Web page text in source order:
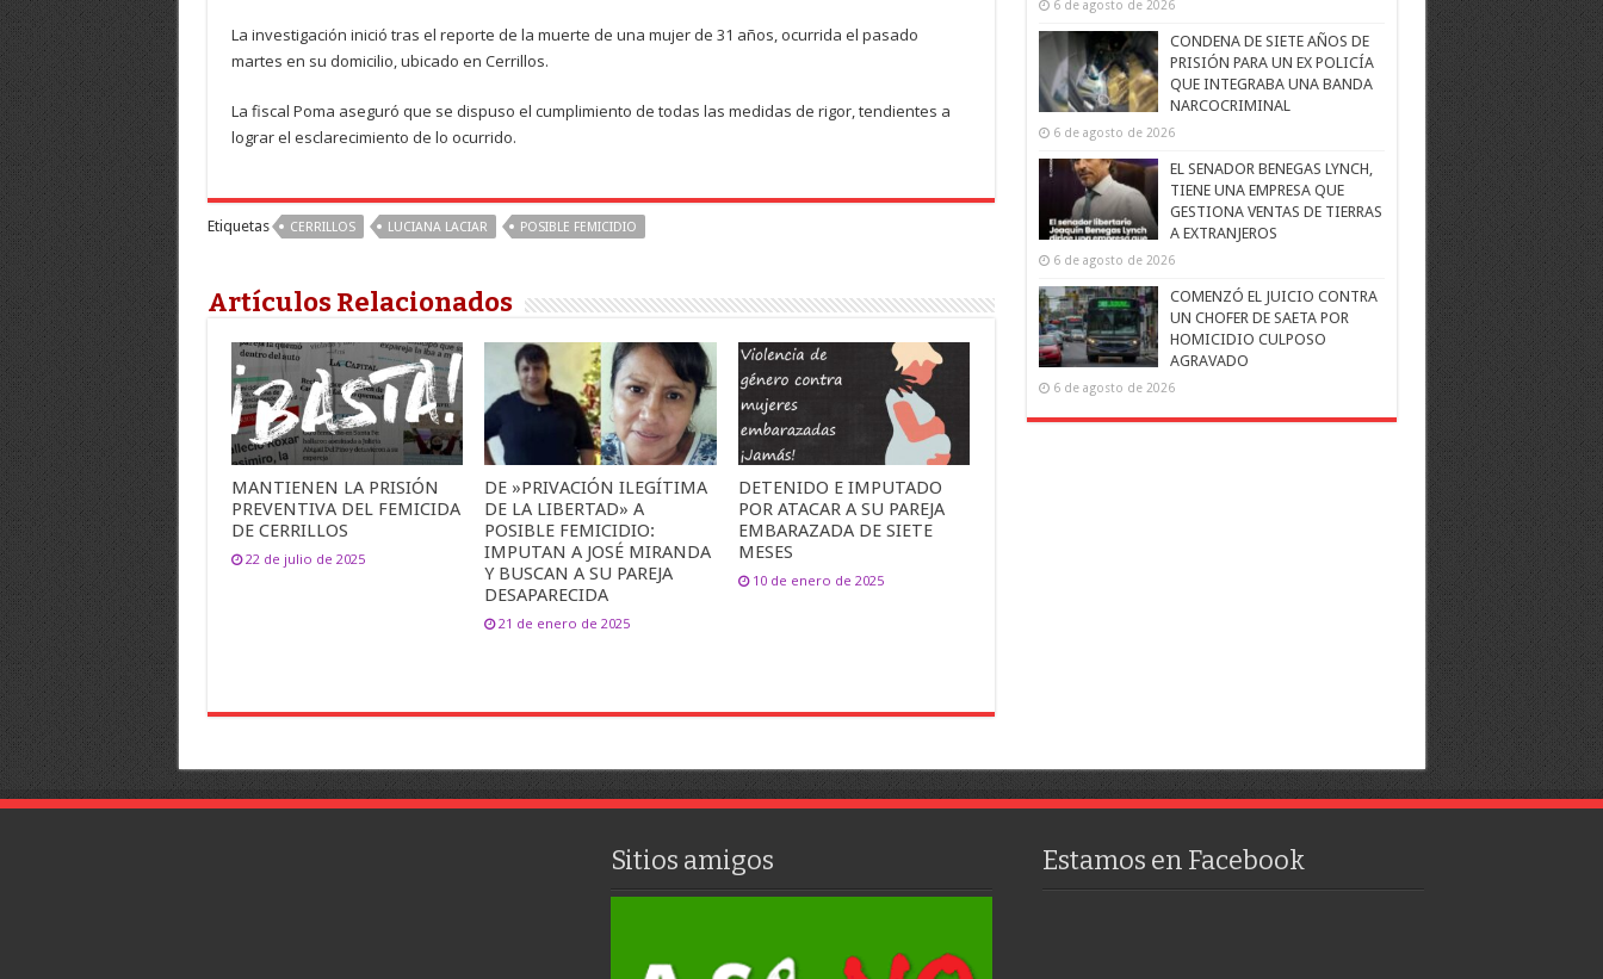
La investigación inició tras el reporte de la muerte de una mujer de 31 años, ocurrida el pasado
martes en su domicilio, ubicado en Cerrillos.
La fiscal Poma aseguró que se dispuso el cumplimiento de todas las medidas de rigor, tendientes a
lograr el esclarecimiento de lo ocurrido.
Etiquetas CERRILLOS LUCIANA LACIAR POSIBLE FEMICIDIO
Artículos Relacionados
MANTIENEN LA PRISIÓN
PREVENTIVA DEL FEMICIDA
DE CERRILLOS
22 de julio de 2025
DE »PRIVACIÓN ILEGÍTIMA
DE LA LIBERTAD» A
POSIBLE FEMICIDIO:
IMPUTAN A JOSÉ MIRANDA
Y BUSCAN A SU PAREJA
DESAPARECIDA
21 de enero de 2025
DETENIDO E IMPUTADO
POR ATACAR A SU PAREJA
EMBARAZADA DE SIETE
MESES
10 de enero de 2025
6 de agosto de 2026
CONDENA DE SIETE AÑOS DE
PRISIÓN PARA UN EX POLICÍA
QUE INTEGRABA UNA BANDA
NARCOCRIMINAL
6 de agosto de 2026
EL SENADOR BENEGAS LYNCH,
TIENE UNA EMPRESA QUE
GESTIONA VENTAS DE TIERRAS
A EXTRANJEROS
6 de agosto de 2026
COMENZÓ EL JUICIO CONTRA
UN CHOFER DE SAETA POR
HOMICIDIO CULPOSO
AGRAVADO
6 de agosto de 2026
Sitios amigos Estamos en Facebook